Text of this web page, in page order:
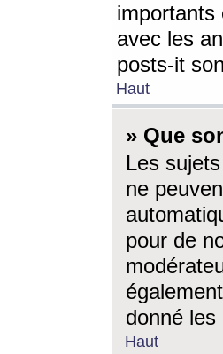
importants
avec les
posts-it
Haut
» Que
Les
ne
pour de
donné
Haut